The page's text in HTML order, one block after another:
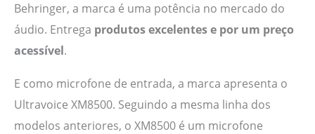
Behringer, a marca é uma potência no mercado do
áudio. Entrega produtos excelentes e por um preço
acessível.
E como microfone de entrada, a marca apresenta o
Ultravoice XM8500. Seguindo a mesma linha dos
modelos anteriores, o XM8500 é um microfone